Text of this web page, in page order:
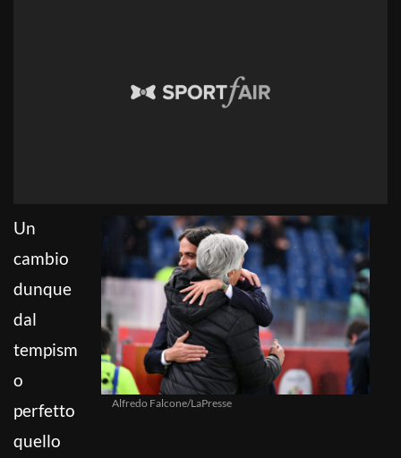
Alfredo Falcone/LaPresse
Un
cambio
dunque
dal
tempism
o
perfetto
quello